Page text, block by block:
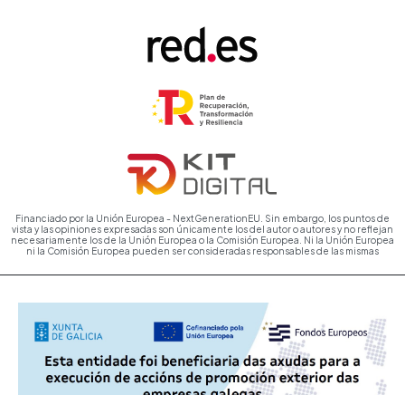
Financiado por la Unión Europea - NextGenerationEU. Sin embargo, los puntos de
vista y las opiniones expresadas son únicamente los del autor o autores y no reflejan
necesariamente los de la Unión Europea o la Comisión Europea. Ni la Unión Europea
ni la Comisión Europea pueden ser consideradas responsables de las mismas